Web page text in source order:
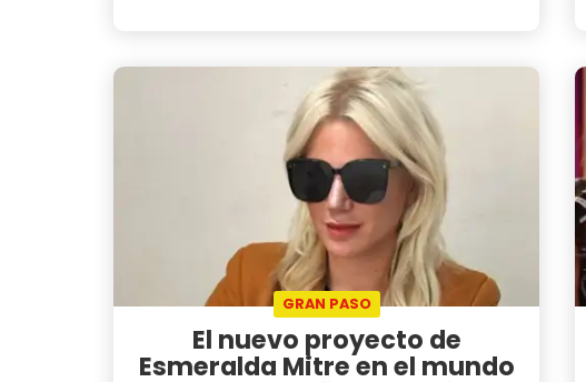
GRAN PASO
El nuevo proyecto de
Esmeralda Mitre en el mundo